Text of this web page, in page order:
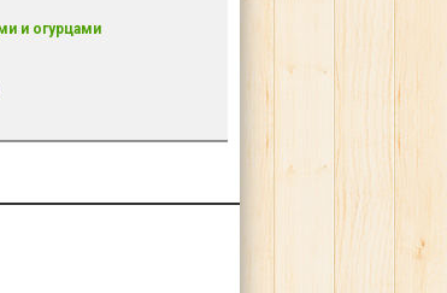
и огурцами